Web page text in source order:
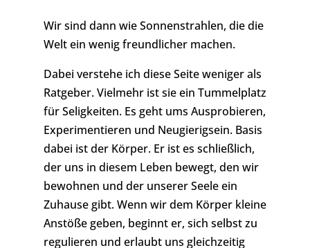
Wir sind dann wie Sonnenstrahlen, die die
Welt ein wenig freundlicher machen.
Dabei verstehe ich diese Seite weniger als
Ratgeber. Vielmehr ist sie ein Tummelplatz
für Seligkeiten. Es geht ums Ausprobieren,
Experimentieren und Neugierigsein. Basis
dabei ist der Körper. Er ist es schließlich,
der uns in diesem Leben bewegt, den wir
bewohnen und der unserer Seele ein
Zuhause gibt. Wenn wir dem Körper kleine
Anstöße geben, beginnt er, sich selbst zu
regulieren und erlaubt uns gleichzeitig